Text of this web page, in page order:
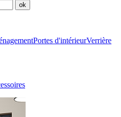
Portes d'intérieurVerrière